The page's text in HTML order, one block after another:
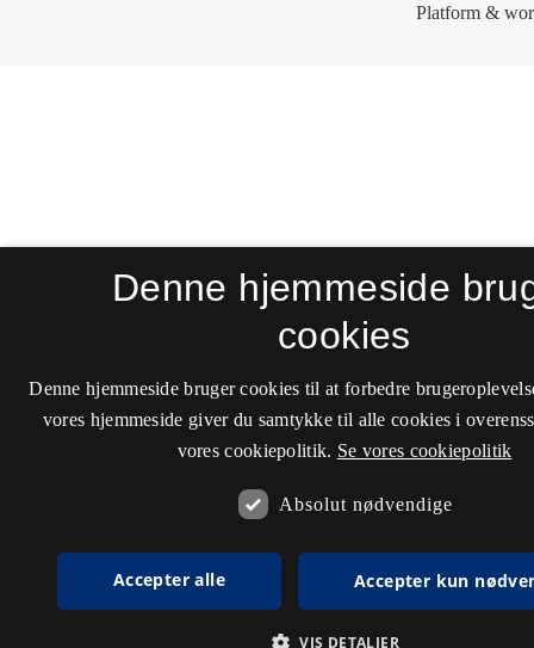
Denne hjemmeside
cookies
Denne hjemmeside bruger cookies til at forbedre
vores hjemmeside giver du samtykke til alle cookies i
vores cookiepolitik. Se vores cookiepolitik
Absolut nødvendige
Accepter alle Accepter kun
VIS DETALJER